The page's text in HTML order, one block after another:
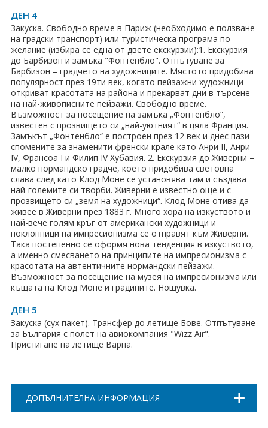
ДЕН 4
Закуска. Свободно време в Париж (необходимо е ползване
на градски транспорт) или туристическа програма по
желание (избира се една от двете екскурзии):1. Екскурзия
до Барбизон и замъка "Фонтенбло". Отпътуване за
Барбизон – градчето на художниците. Мястото придобива
популярност през 19ти век, когато пейзажни художници
откриват красотата на района и прекарват дни в търсене
на най-живописните пейзажи. Свободно време.
Възможност за посещение на замъка „Фонтенбло“,
известен с прозвището си „най-уютният“ в цяла Франция.
Замъкът „Фонтенбло“ е построен през 12 век и днес пази
спомените за знаменити френски крале като Анри II, Анри
IV, Франсоа I и Филип IV Хубавия. 2. Екскурзия до Живерни –
малко нормандско градче, което придобива световна
слава след като Клод Моне се установява там и създава
най-големите си творби. Живерни е известно още и с
прозвището си „земя на художници“. Клод Моне отива да
живее в Живерни през 1883 г. Много хора на изкуството и
най-вече голям кръг от американски художници и
поклонници на импресионизма се отправят към Живерни.
Така постепенно се оформя нова тенденция в изкуството,
а именно смесването на принципите на импресионизма с
красотата на автентичните нормандски пейзажи.
Възможност за посещение на музея на импресионизма или
къщата на Клод Моне и градините. Нощувка.
ДЕН 5
Закуска (сух пакет). Трансфер до летище Бове. Отпътуване
за България с полет на авиокомпания "Wizz Air".
Пристигане на летище Варна.
ДОПЪЛНИТЕЛНА ИНФОРМАЦИЯ